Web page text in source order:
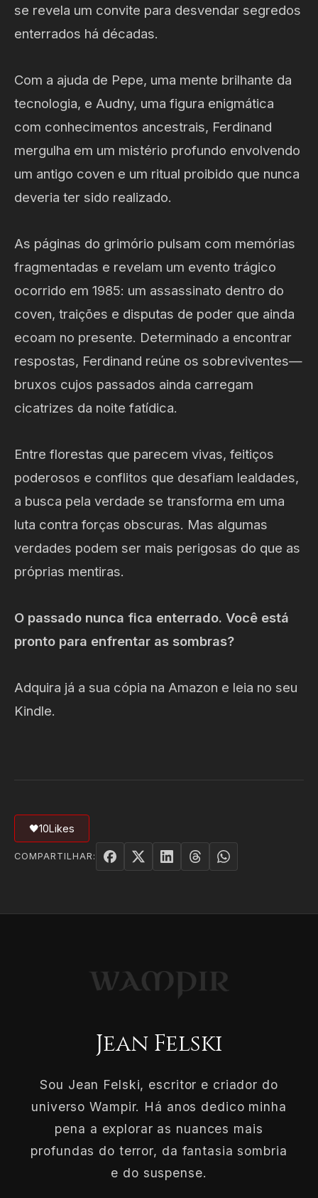
se revela um convite para desvendar segredos
enterrados há décadas.
Com a ajuda de Pepe, uma mente brilhante da
tecnologia, e Audny, uma figura enigmática
com conhecimentos ancestrais, Ferdinand
mergulha em um mistério profundo envolvendo
um antigo coven e um ritual proibido que nunca
deveria ter sido realizado.
As páginas do grimório pulsam com memórias
fragmentadas e revelam um evento trágico
ocorrido em 1985: um assassinato dentro do
coven, traições e disputas de poder que ainda
ecoam no presente. Determinado a encontrar
respostas, Ferdinand reúne os sobreviventes—
bruxos cujos passados ainda carregam
cicatrizes da noite fatídica.
Entre florestas que parecem vivas, feitiços
poderosos e conflitos que desafiam lealdades,
a busca pela verdade se transforma em uma
luta contra forças obscuras. Mas algumas
verdades podem ser mais perigosas do que as
próprias mentiras.
O passado nunca fica enterrado. Você está
pronto para enfrentar as sombras?
Adquira já a sua cópia na Amazon e leia no seu
Kindle.
🖤10Likes
COMPARTILHAR:
Jean Felski
Sou Jean Felski, escritor e criador do
universo Wampir. Há anos dedico minha
pena a explorar as nuances mais
profundas do terror, da fantasia sombria
e do suspense.